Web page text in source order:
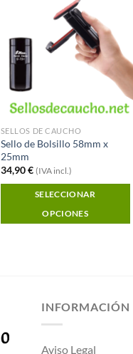
Añadir a
Favoritos
SELLOS DE CAUCHO
Sello de Bolsillo 58mm x
25mm
34,90€ (IVA incl.)
SELECCIONAR
OPCIONES
INFORMACIÓN
Aviso Legal